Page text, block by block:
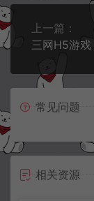
上一篇：
常见问题
相关资源